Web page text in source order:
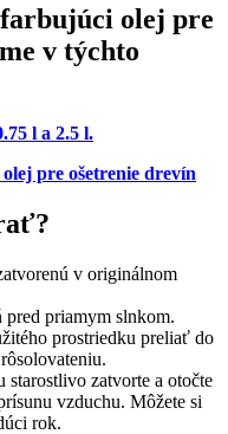
olej pre
v týchto
l a 2.5 l.
v originálnom
pred priamym slnkom.
prostriedku preliať do
zatvorte a otočte
vzduchu. Môžete si
rok.